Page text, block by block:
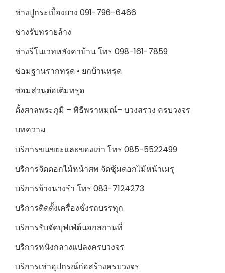
ช่างปูกระเบื้องยาง 091-796-6466
ช่างรับทรายล้าง
ช่างรีโนเวทหลังคาบ้าน โทร 098-161-7859
ซ่อมฐานรากทรุด • ยกบ้านทรุด
ซ่อมส่วนต่อเติมทรุด
ตั้งศาลพระภูมิ – พิธีพราหมณ์– บวงสรวง ครบวงจร
บทความ
บริการขนขยะและของเก่า โทร 085-5522499
บริการจัดดอกไม้หน้าศพ จัดซุ้มดอกไม้หน้าเมรุ
บริการจ้างนางรำ โทร 083-7124273
บริการติดตั้งเครื่องชั่งรถบรรทุก
บริการรับจัดบุฟเฟ่ต์นอกสถานที่
บริการหนังกลางแปลงครบวงจร
บริการเช่าอุปกรณ์ก่อสร้างครบวงจร